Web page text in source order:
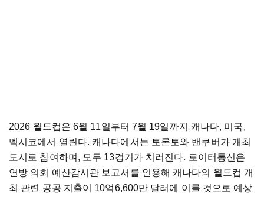
2026 월드컵은 6월 11일부터 7월 19일까지 캐나다, 미국,
멕시코에서 열린다. 캐나다에서는 토론토와 밴쿠버가 개최
도시로 참여하며, 모두 13경기가 치러진다. 로이터통신은
연방 의회 예산감시관 보고서를 인용해 캐나다의 월드컵 개
최 관련 공공 지출이 10억6,600만 달러에 이를 것으로 예상